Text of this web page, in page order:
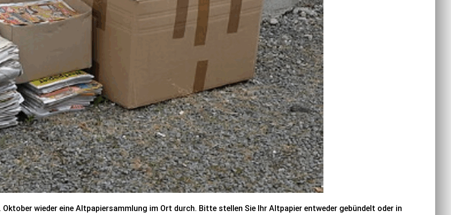
wieder eine Altpapiersammlung im Ort durch. Bitte stellen Sie Ihr Altpapier entweder gebündelt oder in